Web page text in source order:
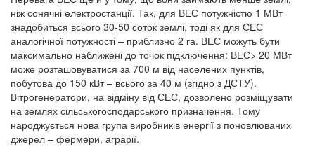
ніж сонячні електростанції. Так, для ВЕС потужністю 1 МВт
знадобиться всього 30-50 соток землі, тоді як для СЕС
аналогічної потужності – приблизно 2 га. ВЕС можуть бути
максимально наближені до точок підключення: ВЕС> 20 МВт
може розташовуватися за 700 м від населених пунктів,
побутова до 150 кВт – всього за 40 м (згідно з ДСТУ).
Вітрогенератори, на відміну від СЕС, дозволено розміщувати
на землях сільськогосподарського призначення. Тому
народжується нова група виробників енергії з поновлюваних
джерел – фермери, аграрії.